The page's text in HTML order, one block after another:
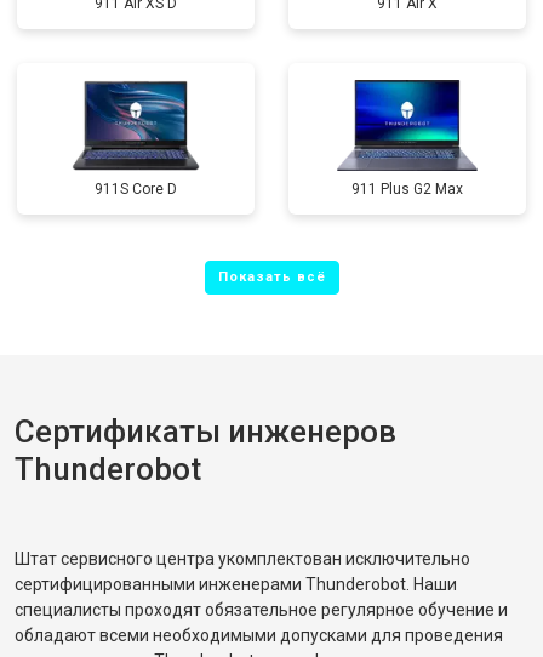
911 Air XS D 911 Air X
911S Core D 911 Plus G2 Max
Сертификаты инженеров
Thunderobot
Штат сервисного центра укомплектован исключительно
сертифицированными инженерами Thunderobot. Наши
специалисты проходят обязательное регулярное обучение и
обладают всеми необходимыми допусками для проведения